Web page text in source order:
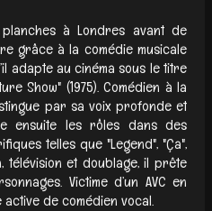
à Londres avant de
grâce à la comédie musicale
adapte au cinéma sous le titre
Show" (1975). Comédien à la
par sa voix profonde et
ensuite les rôles dans des
telles que "Legend", "Ça",
télévision et doublage, il prête
Victime d’un AVC en
de comédien vocal.